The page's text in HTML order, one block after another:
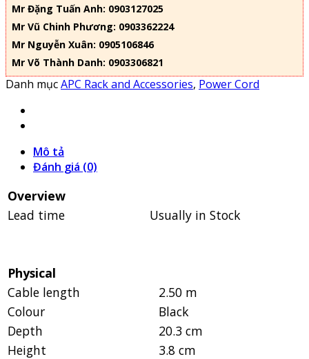
Mr Đặng Tuấn Anh: 0903127025
Mr Vũ Chinh Phương: 0903362224
Mr Nguyễn Xuân: 0905106846
Mr Võ Thành Danh: 0903306821
Danh mụcAPC Rack and Accessories, Power Cord
Mô tả
Đánh giá (0)
Overview
Lead time
Usually in Stock
Physical
Cable length
2.50 m
Colour
Black
Depth
20.3 cm
Height
3.8 cm